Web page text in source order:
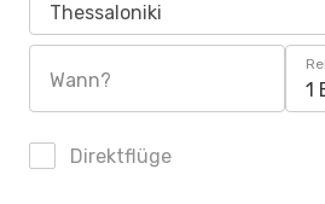
Thessaloniki
Wann? 1
Direktflüge